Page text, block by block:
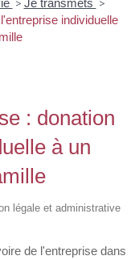
> Je transmets >
individuelle
: donation
à un
légale et administrative
de l'entreprise dans